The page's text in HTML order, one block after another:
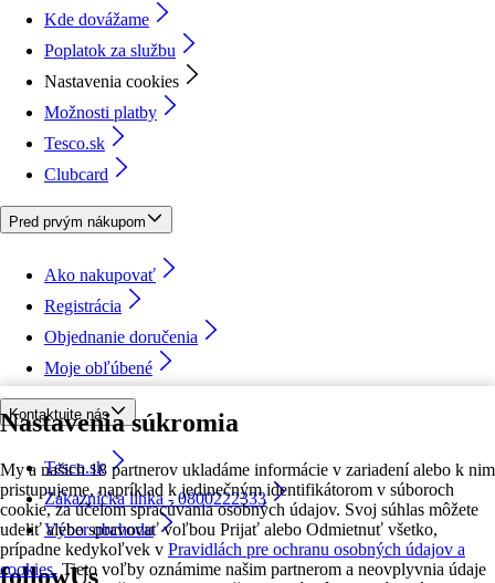
Nastavenia súkromia
My a našich 18 partnerov ukladáme informácie v zariadení alebo k nim
pristupujeme, napríklad k jedinečným identifikátorom v súboroch
cookie, za účelom spracúvania osobných údajov. Svoj súhlas môžete
udeliť alebo spravovať voľbou Prijať alebo Odmietnuť všetko,
prípadne kedykoľvek v Pravidlách pre ochranu osobných údajov a
cookies. Tieto voľby oznámime našim partnerom a neovplyvnia údaje
Kde dovážame
Poplatok za službu
Nastavenia cookies
Možnosti platby
Tesco.sk
Clubcard
Pred prvým nákupom
Ako nakupovať
Registrácia
Objednanie doručenia
Moje obľúbené
Kontaktujte nás
Tesco.sk
Zákaznícka linka - 0800222333
Výber obchodu
followUs